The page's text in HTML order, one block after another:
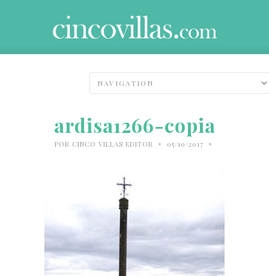
ardisa1266-copia
POR CINCO VILLAS EDITOR • 05/10/2017 •